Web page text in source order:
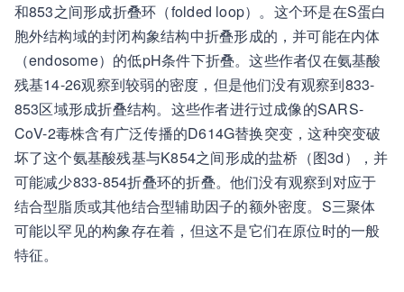
和853之间形成折叠环（folded loop）。这个环是在S蛋白
胞外结构域的封闭构象结构中折叠形成的，并可能在内体
（endosome）的低pH条件下折叠。这些作者仅在氨基酸
残基14-26观察到较弱的密度，但是他们没有观察到833-
853区域形成折叠结构。这些作者进行过成像的SARS-
CoV-2毒株含有广泛传播的D614G替换突变，这种突变破
坏了这个氨基酸残基与K854之间形成的盐桥（图3d），并
可能减少833-854折叠环的折叠。他们没有观察到对应于
结合型脂质或其他结合型辅助因子的额外密度。S三聚体
可能以罕见的构象存在着，但这不是它们在原位时的一般
特征。